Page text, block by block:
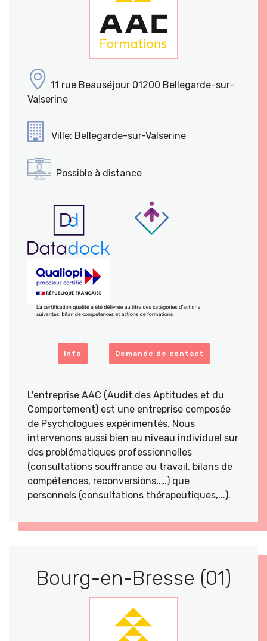
11 rue Beauséjour 01200 Bellegarde-sur-
Valserine
Ville: Bellegarde-sur-Valserine
Possible à distance
info Demande de contact
L'entreprise AAC (Audit des Aptitudes et du
Comportement) est une entreprise composée
de Psychologues expérimentés. Nous
intervenons aussi bien au niveau individuel sur
des problématiques professionnelles
(consultations souffrance au travail, bilans de
compétences, reconversions,.…) que
personnels (consultations thérapeutiques,...).
Bourg-en-Bresse (01)